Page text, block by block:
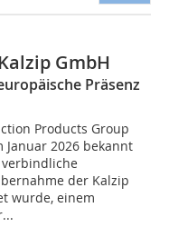
GmbH
Präsenz
Products Group
Januar 2026 bekannt
verbindliche
der Kalzip
wurde, einem